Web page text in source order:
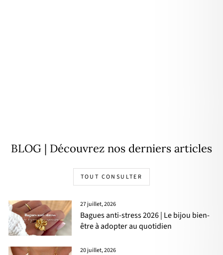
BLOG | Découvrez nos derniers articles
TOUT CONSULTER
27 juillet, 2026
Bagues anti-stress 2026 | Le bijou bien-
être à adopter au quotidien
20 juillet, 2026